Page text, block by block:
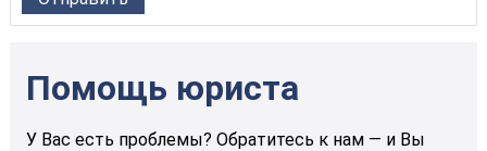
Помощь юриста
У Вас есть проблемы? Обратитесь к нам — и Вы